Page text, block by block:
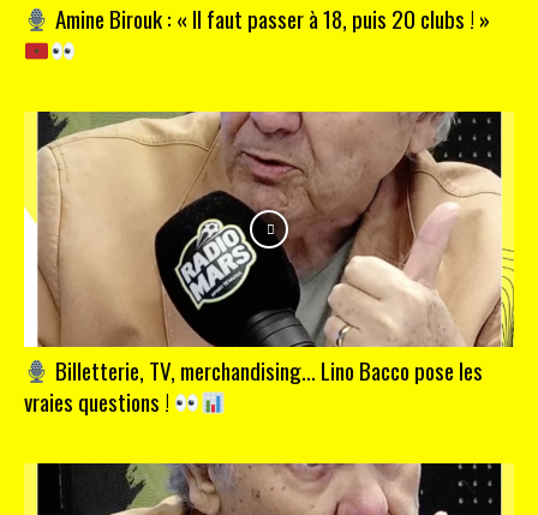
Amine Birouk : « Il faut passer à 18, puis 20 clubs ! »
Billetterie, TV, merchandising… Lino Bacco pose les
vraies questions !